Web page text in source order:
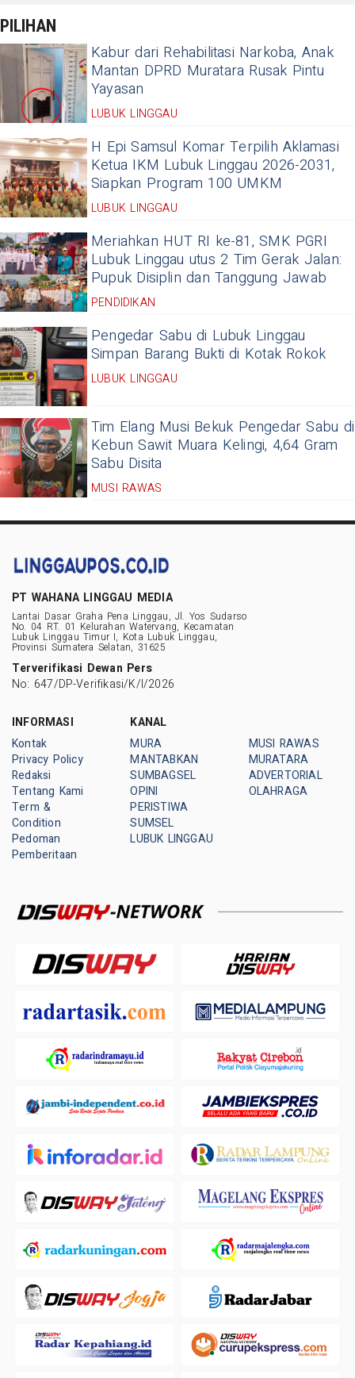
PILIHAN
Kabur dari Rehabilitasi Narkoba, Anak
Mantan DPRD Muratara Rusak Pintu
Yayasan
LUBUK LINGGAU
H Epi Samsul Komar Terpilih Aklamasi
Ketua IKM Lubuk Linggau 2026-2031,
Siapkan Program 100 UMKM
LUBUK LINGGAU
Meriahkan HUT RI ke-81, SMK PGRI
Lubuk Linggau utus 2 Tim Gerak Jalan:
Pupuk Disiplin dan Tanggung Jawab
PENDIDIKAN
Pengedar Sabu di Lubuk Linggau
Simpan Barang Bukti di Kotak Rokok
LUBUK LINGGAU
Tim Elang Musi Bekuk Pengedar Sabu di
Kebun Sawit Muara Kelingi, 4,64 Gram
Sabu Disita
MUSI RAWAS
PT WAHANA LINGGAU MEDIA
Lantai Dasar Graha Pena Linggau, Jl. Yos Sudarso
No. 04 RT. 01 Kelurahan Watervang, Kecamatan
Lubuk Linggau Timur I, Kota Lubuk Linggau,
Provinsi Sumatera Selatan, 31625
Terverifikasi Dewan Pers
No: 647/DP-Verifikasi/K/I/2026
INFORMASI
Kontak
Privacy Policy
Redaksi
Tentang Kami
Term &
Condition
Pedoman
Pemberitaan
KANAL
MURA
MANTABKAN
SUMBAGSEL
OPINI
PERISTIWA
SUMSEL
LUBUK LINGGAU
MUSI RAWAS
MURATARA
ADVERTORIAL
OLAHRAGA